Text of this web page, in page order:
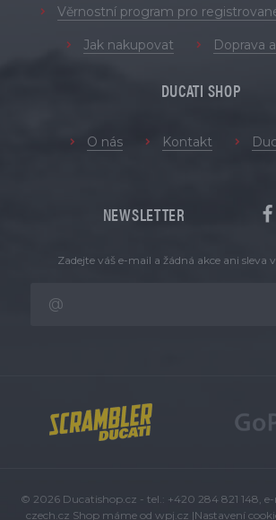
Věrnostní program pro
Jak nakupovat Doprava
DUCATI SHOP
O nás Kontakt
NEWSLETTER
Zadejte váš e-mail a žádná akce ani sleva
© 2026 Ducatishop.cz - tel.: +420 284 821 148,
czech.cz Shop máme od wpj.cz |Nastavení